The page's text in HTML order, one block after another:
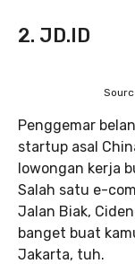
2. JD.ID
Penggemar
startup asal
lowongan kerja
Salah satu e-
Jalan Biak,
banget buat
Jakarta, tuh.